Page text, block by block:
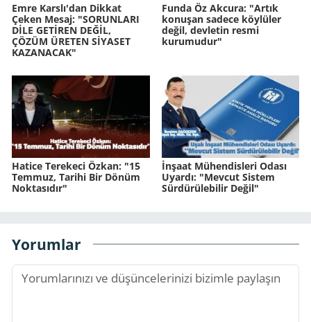
Emre Karslı'dan Dikkat
Çeken Mesaj: "SORUNLARI
DİLE GETİREN DEĞİL,
ÇÖZÜM ÜRETEN SİYASET
KAZANACAK"
Funda Öz Akcura: "Artık
konuşan sadece köylüler
değil, devletin resmi
kurumudur"
Hatice Terekeci Özkan: "15
Temmuz, Tarihi Bir Dönüm
Noktasıdır"
İnşaat Mühendisleri Odası
Uyardı: "Mevcut Sistem
Sürdürülebilir Değil"
Yorumlar